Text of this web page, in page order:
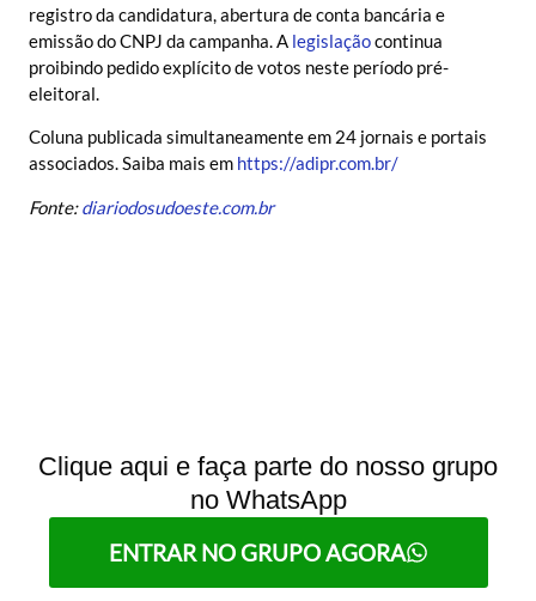
registro da candidatura, abertura de conta bancária e
emissão do CNPJ da campanha. A legislaçãocontinua
proibindo pedido explícito de votos neste período pré-
eleitoral.
Coluna publicada simultaneamente em 24 jornais e portais
associados. Saiba mais em https://adipr.com.br/
Fonte:diariodosudoeste.com.br
Clique aqui e faça parte do nosso grupo
no WhatsApp
ENTRAR NO GRUPO AGORA